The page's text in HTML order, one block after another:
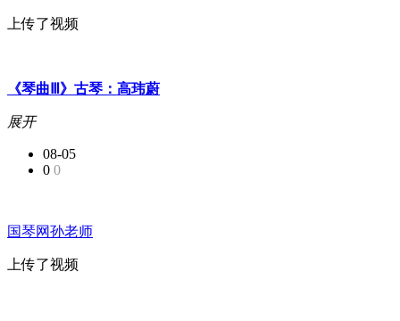
上传了视频
《琴曲Ⅲ》古琴：高玮蔚
展开
08-05
0 0
国琴网孙老师
上传了视频